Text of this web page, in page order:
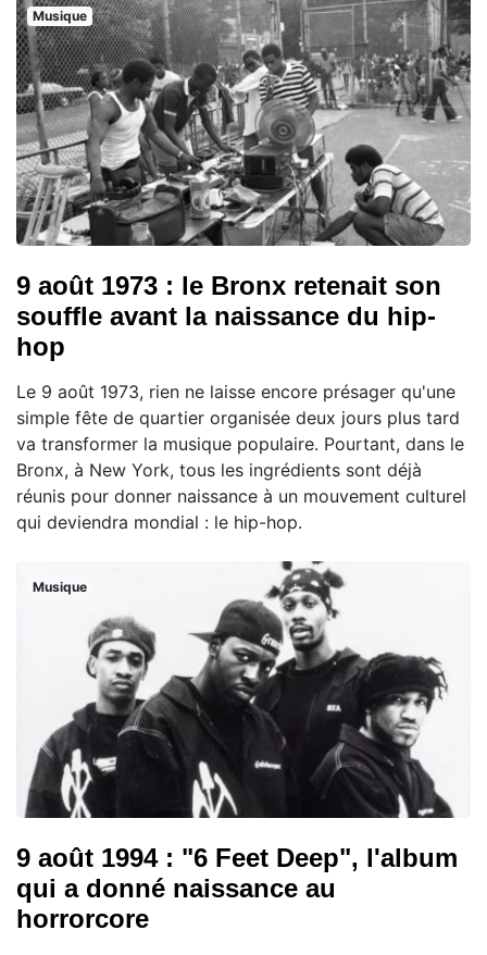
Musique
9 août 1973 : le Bronx retenait son
souffle avant la naissance du hip-
hop
Le 9 août 1973, rien ne laisse encore présager qu'une
simple fête de quartier organisée deux jours plus tard
va transformer la musique populaire. Pourtant, dans le
Bronx, à New York, tous les ingrédients sont déjà
réunis pour donner naissance à un mouvement culturel
qui deviendra mondial : le hip-hop.
Musique
9 août 1994 : "6 Feet Deep", l'album
qui a donné naissance au
horrorcore